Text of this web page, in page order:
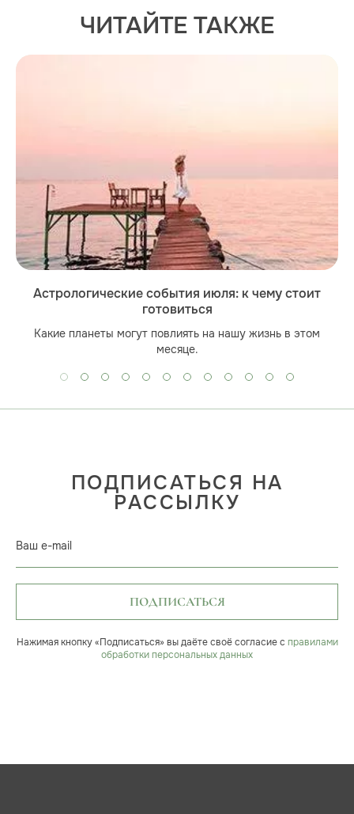
ЧИТАЙТЕ ТАКЖЕ
Астрологические события июля: к чему стоит
готовиться
Какие планеты могут повлиять на нашу жизнь в этом
месяце.
ПОДПИСАТЬСЯ НА
РАССЫЛКУ
Ваш e-mail
ПОДПИСАТЬСЯ
Нажимая кнопку «Подписаться» вы даёте своё согласие с правилами
обработки персональных данных